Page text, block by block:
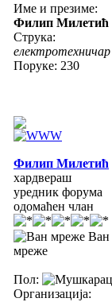
Име и презиме:
Филип Милетић
Струка:
електротехничар
Поруке: 230
Филип Милетић
хардвераш
уредник форума
одомаћен члан
Ван
мреже
Пол:
Организација: